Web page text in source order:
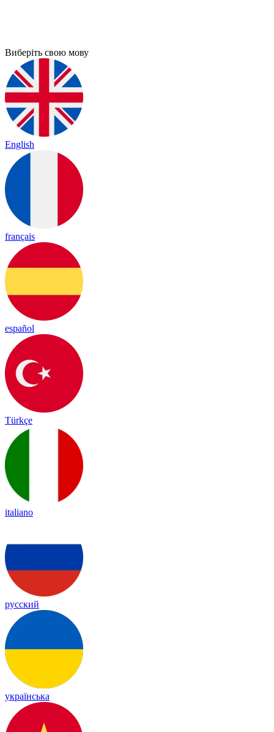
Виберіть свою мову
English
français
español
Türkçe
italiano
русский
українська